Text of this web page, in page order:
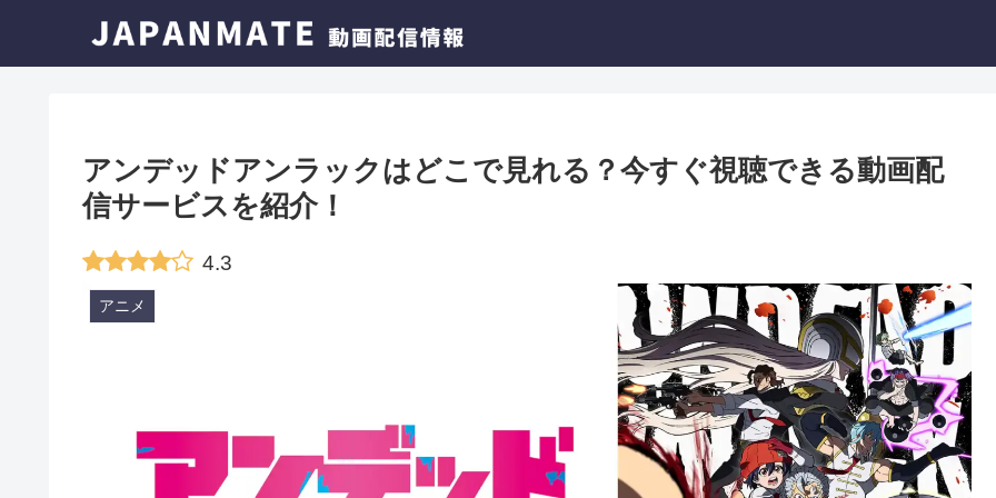
アンデッドアンラックはどこで見れる？今すぐ視聴できる動画配
信サービスを紹介！
4.3
アニメ